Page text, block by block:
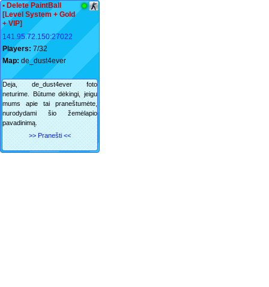
• Delete PaintBall
[Level System + Gold
+ VIP]
141.95.72.150:27022
Players: 7/32
Map: de_dust4ever
Deja, de_dust4ever foto
neturime. Būtume dėkingi, jeigu
mums apie tai praneštumėte,
nurodydami šio žemėlapio
pavadinimą.
>> Pranešti <<